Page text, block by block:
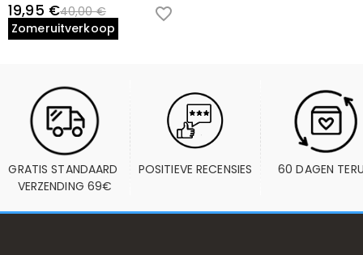
19,95 €40,00 €
Zomeruitverkoop
GRATIS STANDAARD
VERZENDING 69€
POSITIEVE RECENSIES 60 DAGEN